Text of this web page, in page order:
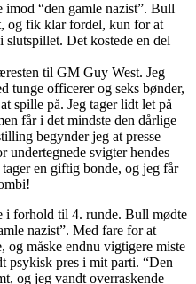
“den gamle nazist”. Bull
og fik klar fordel, kun for at
Det kostede en del
til GM Guy West. Jeg
tunge officerer og seks bønder,
spille på. Jeg tager lidt let på
får i det mindste den dårlige
begynder jeg at presse
svigter hendes
en giftig bonde, og jeg får
i forhold til 4. runde. Bull mødte
nazist”. Med fare for at
og måske endnu vigtigere miste
psykisk pres i mit parti. “Den
og jeg vandt overraskende